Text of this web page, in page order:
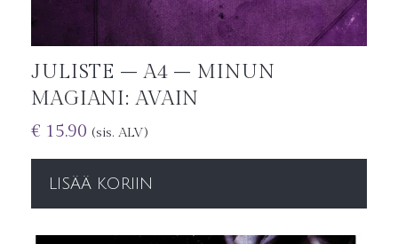
JULISTE – A4 – MINUN
MAGIANI: AVAIN
€ 15.90 (sis. ALV)
LISÄÄ KORIIN